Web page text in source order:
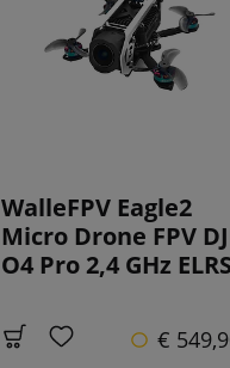
WalleFPV Eagle2
Micro Drone FPV
O4 Pro 2,4 GHz ELRS
€